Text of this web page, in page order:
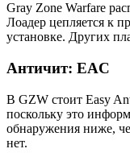
Gray Zone Warfare
Лоадер цепляется к
установке. Других
Античит: EAC
В GZW стоит Easy
поскольку это
обнаружения ниже,
нет.